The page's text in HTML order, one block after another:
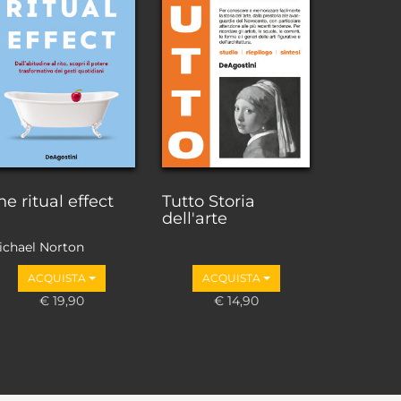
ritual effect
Norton
ACQUISTA
€ 19,90
Tutto Storia
dell'arte
ACQUISTA
€ 14,90